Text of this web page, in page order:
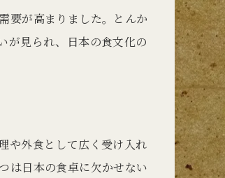
要が高まりました。とんか
が見られ、日本の食文化の
や外食として広く受け入れ
は日本の食卓に欠かせない